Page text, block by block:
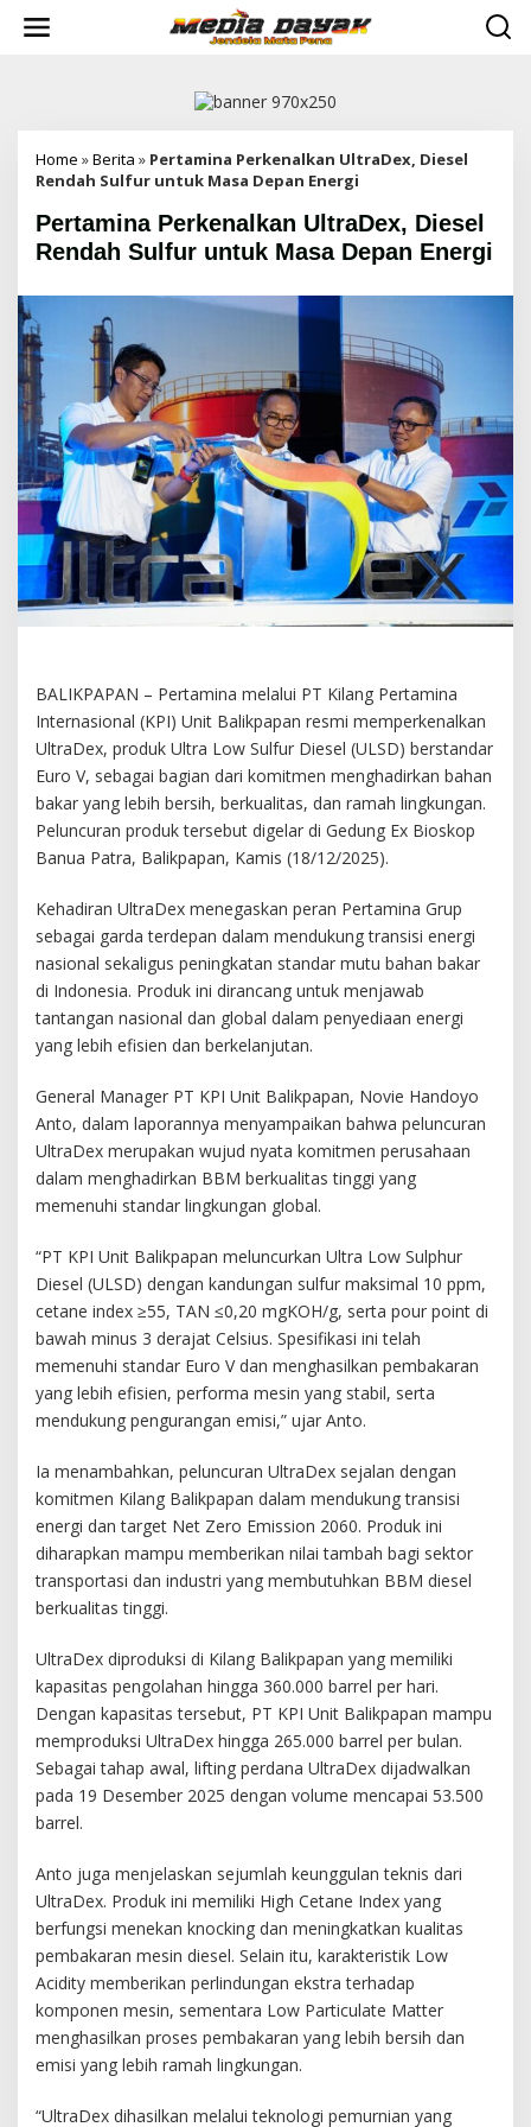
Home »Berita » Pertamina Perkenalkan UltraDex, Diesel
Rendah Sulfur untuk Masa Depan Energi
Pertamina Perkenalkan UltraDex, Diesel
Rendah Sulfur untuk Masa Depan Energi
BALIKPAPAN – Pertamina melalui PT Kilang Pertamina
Internasional (KPI) Unit Balikpapan resmi memperkenalkan
UltraDex, produk Ultra Low Sulfur Diesel (ULSD) berstandar
Euro V, sebagai bagian dari komitmen menghadirkan bahan
bakar yang lebih bersih, berkualitas, dan ramah lingkungan.
Peluncuran produk tersebut digelar di Gedung Ex Bioskop
Banua Patra, Balikpapan, Kamis (18/12/2025).
Kehadiran UltraDex menegaskan peran Pertamina Grup
sebagai garda terdepan dalam mendukung transisi energi
nasional sekaligus peningkatan standar mutu bahan bakar
di Indonesia. Produk ini dirancang untuk menjawab
tantangan nasional dan global dalam penyediaan energi
yang lebih efisien dan berkelanjutan.
General Manager PT KPI Unit Balikpapan, Novie Handoyo
Anto, dalam laporannya menyampaikan bahwa peluncuran
UltraDex merupakan wujud nyata komitmen perusahaan
dalam menghadirkan BBM berkualitas tinggi yang
memenuhi standar lingkungan global.
“PT KPI Unit Balikpapan meluncurkan Ultra Low Sulphur
Diesel (ULSD) dengan kandungan sulfur maksimal 10 ppm,
cetane index ≥55, TAN ≤0,20 mgKOH/g, serta pour point di
bawah minus 3 derajat Celsius. Spesifikasi ini telah
memenuhi standar Euro V dan menghasilkan pembakaran
yang lebih efisien, performa mesin yang stabil, serta
mendukung pengurangan emisi,” ujar Anto.
Ia menambahkan, peluncuran UltraDex sejalan dengan
komitmen Kilang Balikpapan dalam mendukung transisi
energi dan target Net Zero Emission 2060. Produk ini
diharapkan mampu memberikan nilai tambah bagi sektor
transportasi dan industri yang membutuhkan BBM diesel
berkualitas tinggi.
UltraDex diproduksi di Kilang Balikpapan yang memiliki
kapasitas pengolahan hingga 360.000 barrel per hari.
Dengan kapasitas tersebut, PT KPI Unit Balikpapan mampu
memproduksi UltraDex hingga 265.000 barrel per bulan.
Sebagai tahap awal, lifting perdana UltraDex dijadwalkan
pada 19 Desember 2025 dengan volume mencapai 53.500
barrel.
Anto juga menjelaskan sejumlah keunggulan teknis dari
UltraDex. Produk ini memiliki High Cetane Index yang
berfungsi menekan knocking dan meningkatkan kualitas
pembakaran mesin diesel. Selain itu, karakteristik Low
Acidity memberikan perlindungan ekstra terhadap
komponen mesin, sementara Low Particulate Matter
menghasilkan proses pembakaran yang lebih bersih dan
emisi yang lebih ramah lingkungan.
“UltraDex dihasilkan melalui teknologi pemurnian yang